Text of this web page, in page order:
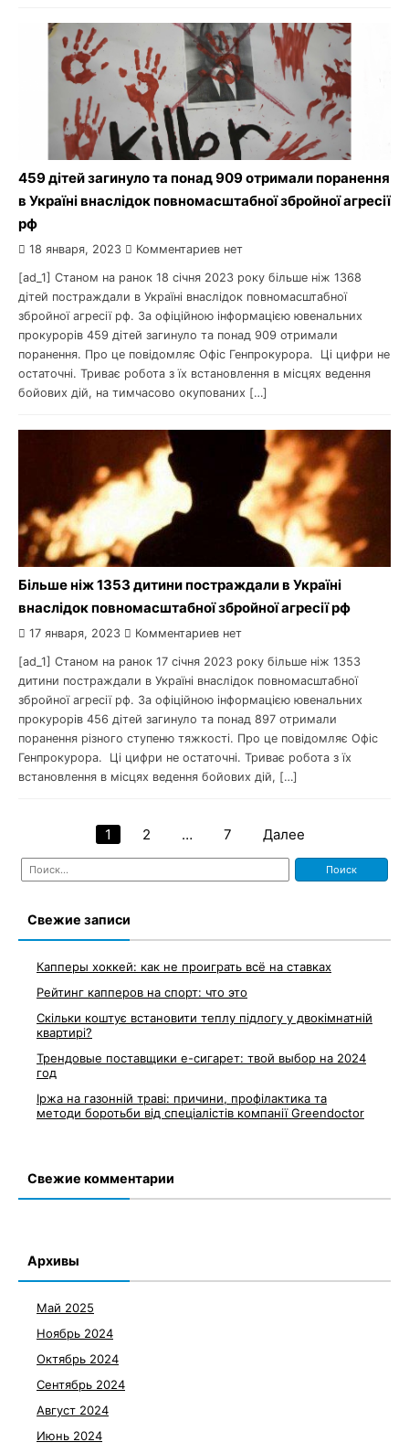
459 дітей загинуло та понад 909 отримали поранення
в Україні внаслідок повномасштабної збройної агресії
рф
18 января, 2023 Комментариев нет
[ad_1] Станом на ранок 18 січня 2023 року більше ніж 1368
дітей постраждали в Україні внаслідок повномасштабної
збройної агресії рф. За офіційною інформацією ювенальних
прокурорів 459 дітей загинуло та понад 909 отримали
поранення. Про це повідомляє Офіс Генпрокурора. Ці цифри не
остаточні. Триває робота з їх встановлення в місцях ведення
бойових дій, на тимчасово окупованих […]
Більше ніж 1353 дитини постраждали в Україні
внаслідок повномасштабної збройної агресії рф
17 января, 2023 Комментариев нет
[ad_1] Станом на ранок 17 січня 2023 року більше ніж 1353
дитини постраждали в Україні внаслідок повномасштабної
збройної агресії рф. За офіційною інформацією ювенальних
прокурорів 456 дітей загинуло та понад 897 отримали
поранення різного ступеню тяжкості. Про це повідомляє Офіс
Генпрокурора. Ці цифри не остаточні. Триває робота з їх
встановлення в місцях ведення бойових дій, […]
Пагинация
записей
1 2 … 7 Далее
Найти:
Свежие записи
Капперы хоккей: как не проиграть всё на ставках
Рейтинг капперов на спорт: что это
Скільки коштує встановити теплу підлогу у двокімнатній
квартирі?
Трендовые поставщики e-сигарет: твой выбор на 2024
год
Іржа на газонній траві: причини, профілактика та
методи боротьби від спеціалістів компанії Greendoctor
Свежие комментарии
Архивы
Май 2025
Ноябрь 2024
Октябрь 2024
Сентябрь 2024
Август 2024
Июнь 2024